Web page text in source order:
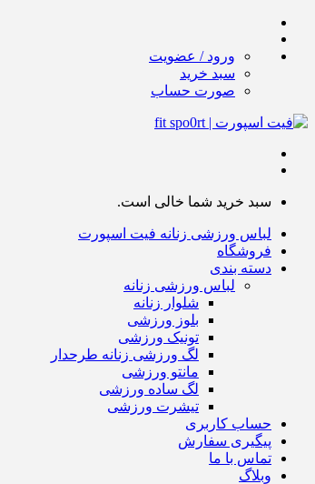
ورود / عضویت
سبد خرید
صورت حساب
سبد خرید شما خالی است.
لباس ورزشی زنانه فیت اسپورت
فروشگاه
دسته بندی
لباس ورزشی زنانه
شلوار زنانه
بلوز ورزشی
تونیک ورزشی
لگ ورزشی زنانه طرحدار
مانتو ورزشی
لگ ساده ورزشی
تیشرت ورزشی
حساب کاربری
پیگیری سفارش
تماس با ما
وبلاگ